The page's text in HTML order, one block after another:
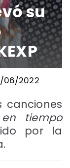
su
06/2022
canciones
tiempo
por la